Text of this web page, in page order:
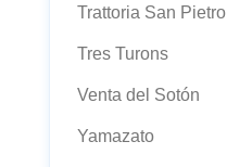
Trattoria San Pietro
Tres Turons
Venta del Sotón
Yamazato